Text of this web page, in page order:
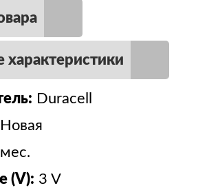
характеристики
Duracell
Новая
(V): 3 V